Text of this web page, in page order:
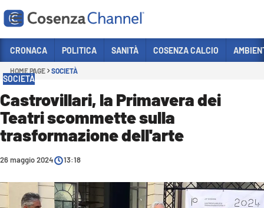
Sezioni
POLITICA
COSENZA CALCIO
ECONOMIA E LAVORO
SANITÀ
CRONACA POLITICA SANITÀ COSENZA CALCIO
HOME PAGE SOCIETÀ
SOCIETÀ
Castrovillari, la Primavera dei
Teatri scommette sulla
trasformazione dell'arte
26 maggio 2024 13:18